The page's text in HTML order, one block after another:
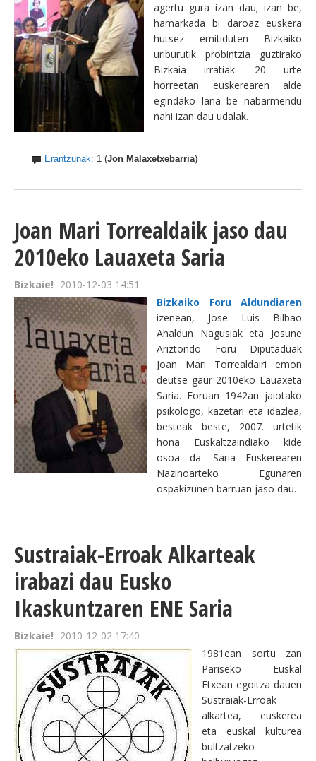
agertu gura izan dau; izan be,
hamarkada bi daroaz euskera
hutsez emitiduten Bizkaiko
uriburutik probintzia guztirako
Bizkaia irratiak. 20 urte
horreetan euskerearen alde
egindako lana be nabarmendu
nahi izan dau udalak.
Erantzunak: 1 (Jon Malaxetxebarria)
Joan Mari Torrealdaik jaso dau
2010eko Lauaxeta Saria
Bizkaie! 2010-12-03 14:51
Bizkaiko Foru Aldundiaren
izenean, Jose Luis Bilbao
Ahaldun Nagusiak eta Josune
Ariztondo Foru Diputaduak
Joan Mari Torrealdairi emon
deutse gaur 2010eko Lauaxeta
Saria. Foruan 1942an jaiotako
psikologo, kazetari eta idazlea,
besteak beste, 2007. urtetik
hona Euskaltzaindiako kide
osoa da. Saria Euskerearen
Nazinoarteko Egunaren
ospakizunen barruan jaso dau.
Sustraiak-Erroak Alkarteak
irabazi dau Eusko
Ikaskuntzaren ENE Saria
Bizkaie! 2010-12-02 17:40
1981ean sortu zan
Pariseko Euskal
Etxean egoitza dauen
Sustraiak-Erroak
alkartea, euskerea
eta euskal kulturea
bultzatzeko